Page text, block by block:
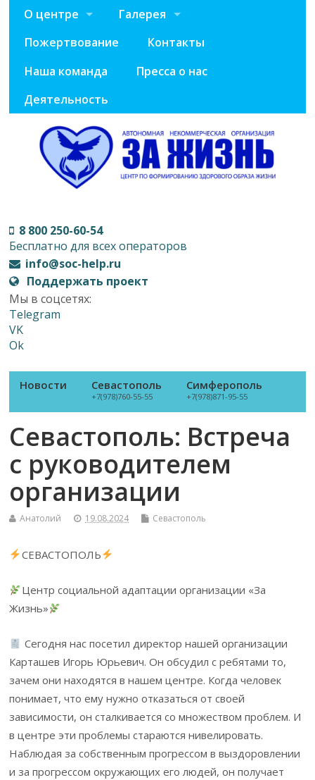
О центре
Галерея
Пожертвование
Контакты
Наша команда
Пресса о нас
Деятельность
8 800 250-60-54
Бесплатно для всех операторов
info@soc-help.ru
Поддержать проект
Мы в соцсетях:
Telegram
VK
Ok
Новости Севастополь
+7(978)760-55-55
Симферополь
+7(978)871-95-55
Севастополь: Встреча
с руководителем
организации
Анатолий 19.08.2024 Севастополь
СЕВАСТОПОЛЬ
Центр социальной адаптации организации «За
Жизнь»
Сегодня нас посетил директор нашей организации
Карташев Игорь Юрьевич. Он обсудил с ребятами то,
зачем они находятся в нашем центре. Когда человек
понимает, что ему нужно отказаться от своей
зависимости, он сталкивается со множеством проблем. И
в центре эти проблемы стараются нивелировать.
Наблюдая за собственным прогрессом в выздоровлении
и за прогрессом окружающих его людей, он получает